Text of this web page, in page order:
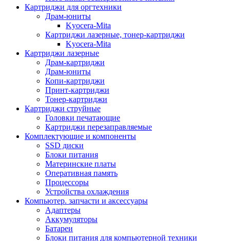
Картриджи для оргтехники
Драм-юниты
Kyocera-Mita
Картриджи лазерные, тонер-картриджи
Kyocera-Mita
Картриджи лазерные
Драм-картриджи
Драм-юниты
Копи-картриджи
Принт-картриджи
Тонер-картриджи
Картриджи струйные
Головки печатающие
Картриджи перезаправляемые
Комплектующие и компоненты
SSD диски
Блоки питания
Материнские платы
Оперативная память
Процессоры
Устройства охлаждения
Компьютер. запчасти и аксессуары
Адаптеры
Аккумуляторы
Батареи
Блоки питания для компьютерной техники